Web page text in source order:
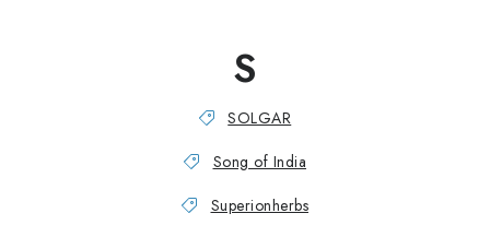
S
SOLGAR
Song of India
Superionherbs